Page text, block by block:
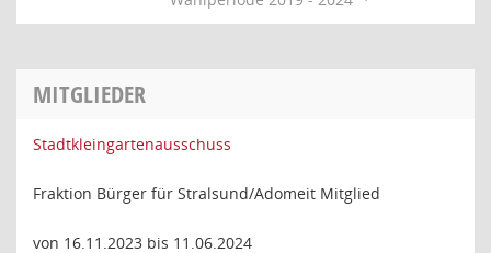
MITGLIEDER
Stadtkleingartenausschuss
Fraktion Bürger für Stralsund/Adomeit Mitglied
von 16.11.2023 bis 11.06.2024